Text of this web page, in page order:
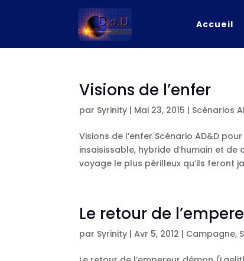
Accueil
Visions de l’enfer
par Syrinity | Mai 23, 2015 | Scénarios
Visions de l’enfer Scénario AD&D
insaisissable, hybride d’humain et
voyage le plus périlleux qu’ils feront
Le retour de
par Syrinity |Avr 5, 2012 | Campagne,